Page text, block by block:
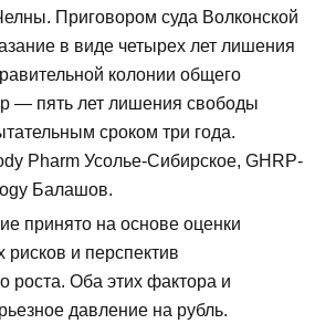
Приговором суда Волконской
в виде четырех лет лишения
колонии общего
— пять лет лишения свободы
сроком три года.
Pharm Усолье-Сибирское, GHRP-
Балашов.
принято на основе оценки
и перспектив
роста. Оба этих фактора и
давление на рубль.